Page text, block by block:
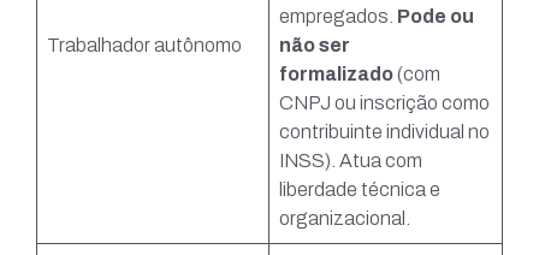
Trabalhador autônomo
empregados. Pode ou
não ser
formalizado(com
CNPJ ou inscrição como
contribuinte individual no
INSS). Atua com
liberdade técnica e
organizacional.